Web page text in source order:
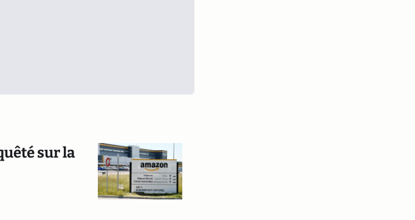
sur la